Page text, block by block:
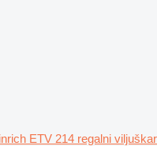
ETV 214 regalni viljuškar